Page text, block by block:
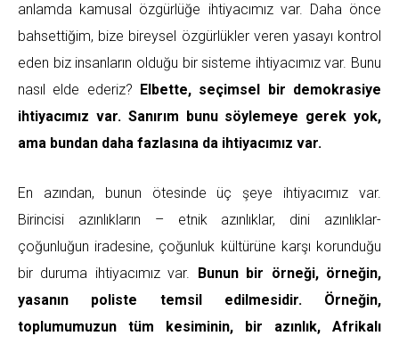
anlamda kamusal özgürlüğe ihtiyacımız var. Daha önce
bahsettiğim, bize bireysel özgürlükler veren yasayı kontrol
eden biz insanların olduğu bir sisteme ihtiyacımız var. Bunu
nasıl elde ederiz? Elbette, seçimsel bir demokrasiye
ihtiyacımız var. Sanırım bunu söylemeye gerek yok,
ama bundan daha fazlasına da ihtiyacımız var.
En azından, bunun ötesinde üç şeye ihtiyacımız var.
Birincisi azınlıkların – etnik azınlıklar, dini azınlıklar-
çoğunluğun iradesine, çoğunluk kültürüne karşı korunduğu
bir duruma ihtiyacımız var. Bunun bir örneği, örneğin,
yasanın poliste temsil edilmesidir. Örneğin,
toplumumuzun tüm kesiminin, bir azınlık, Afrikalı